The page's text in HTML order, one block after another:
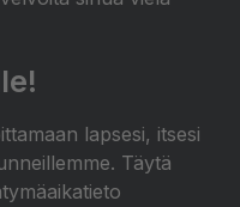
lapsesi, itsesi
Täytä